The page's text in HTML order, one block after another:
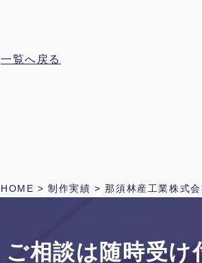
一覧へ戻る
HOME >制作実績 >那須林産工業株式会
ご相談は随時受け